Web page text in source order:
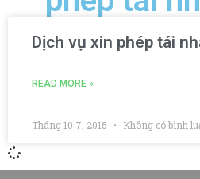
Dịch vụ xin phép tái
READ MORE »
Tháng 10 7, 2015 Không có bình